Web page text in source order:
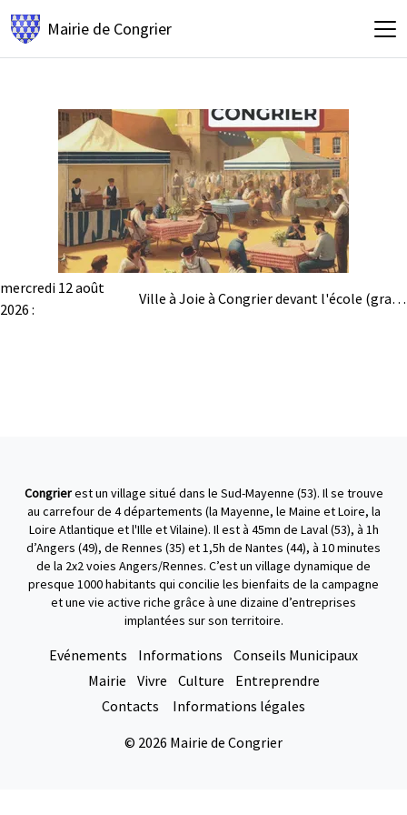
Mairie de Congrier
mercredi 12 août
2026 :
Ville à Joie à Congrier devant l'école (gratuit)
Congrierest un village situé dans le Sud-Mayenne (53). Il se trouve
au carrefour de 4 départements (la Mayenne, le Maine et Loire, la
Loire Atlantique et l'Ille et Vilaine). Il est à 45mn de Laval (53), à 1h
d’Angers (49), de Rennes (35) et 1,5h de Nantes (44), à 10 minutes
de la 2x2 voies Angers/Rennes. C’est un village dynamique de
presque 1000 habitants qui concilie les bienfaits de la campagne
et une vie active riche grâce à une dizaine d’entreprises
implantées sur son territoire.
Evénements Informations
Conseils Municipaux
Mairie
Vivre Culture
Entreprendre
Contacts
Informations légales
© 2026 Mairie de Congrier